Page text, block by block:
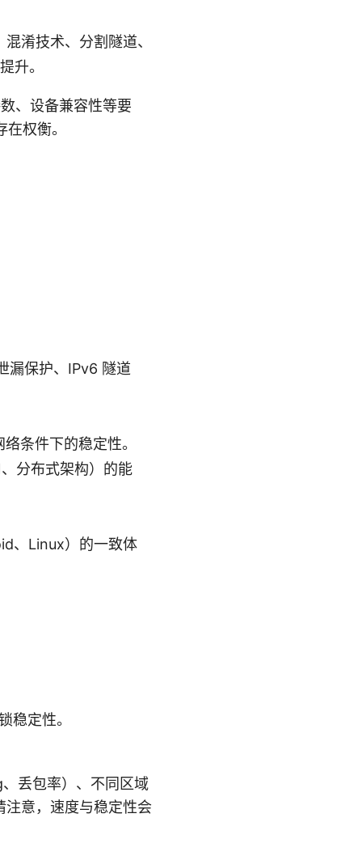
淆技术、分割隧道、
升。
、设备兼容性等要
权衡。
漏保护、IPv6 隧道
条件下的稳定性。
分布式架构）的能
、Linux）的一致体
稳定性。
丢包率）、不同区域
意，速度与稳定性会